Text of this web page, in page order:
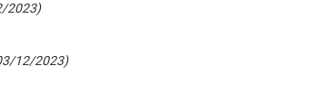
2023)
12/2023)